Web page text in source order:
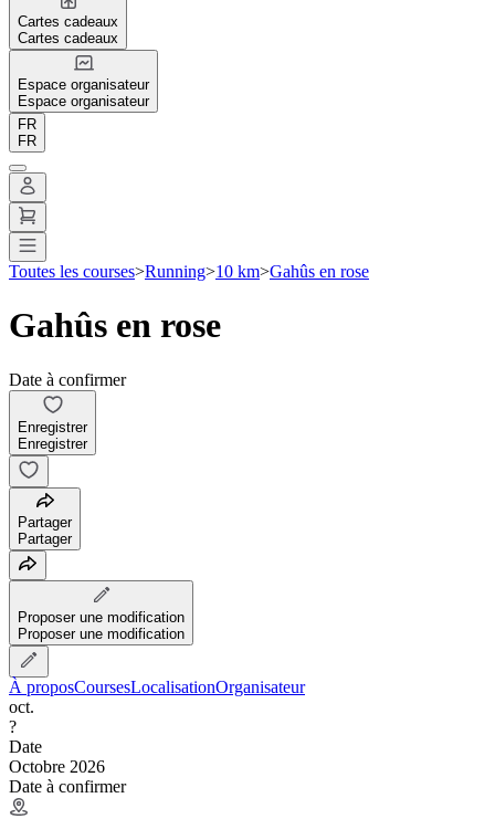
Cartes cadeaux
Cartes cadeaux
Espace organisateur
Espace organisateur
FR
FR
Toutes les courses>Running>10 km>Gahûs en rose
Gahûs en rose
Date à confirmer
Enregistrer
Enregistrer
Partager
Partager
Proposer une modification
Proposer une modification
À proposCoursesLocalisationOrganisateur
oct.
?
Date
Octobre 2026
Date à confirmer